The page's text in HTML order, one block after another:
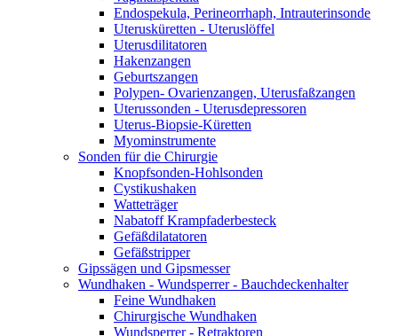
Endospekula, Perineorrhaph, Intrauterinsonde
Uterusküretten - Uteruslöffel
Uterusdilitatoren
Hakenzangen
Geburtszangen
Polypen- Ovarienzangen, Uterusfaßzangen
Uterussonden - Uterusdepressoren
Uterus-Biopsie-Küretten
Myominstrumente
Sonden für die Chirurgie
Knopfsonden-Hohlsonden
Cystikushaken
Watteträger
Nabatoff Krampfaderbesteck
Gefäßdilatatoren
Gefäßstripper
Gipssägen und Gipsmesser
Wundhaken - Wundsperrer - Bauchdeckenhalter
Feine Wundhaken
Chirurgische Wundhaken
Wundsperrer - Retraktoren